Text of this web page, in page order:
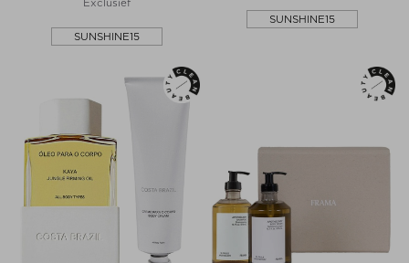
SUNSHINE15
SUNSHINE15